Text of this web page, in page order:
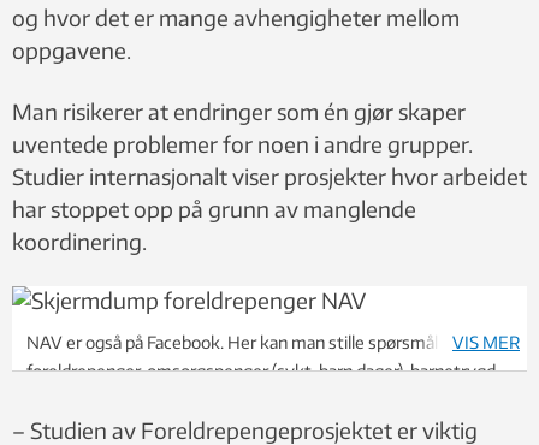
og hvor det er mange avhengigheter mellom
oppgavene.
Man risikerer at endringer som én gjør skaper
uventede problemer for noen i andre grupper.
Studier internasjonalt viser prosjekter hvor arbeidet
har stoppet opp på grunn av manglende
koordinering.
NAV er også på Facebook. Her kan man stille spørsmål om
foreldrepenger, omsorgspenger (sykt-barn dager), barnetrygd
VIS MER
– Studien av Foreldrepengeprosjektet er viktig